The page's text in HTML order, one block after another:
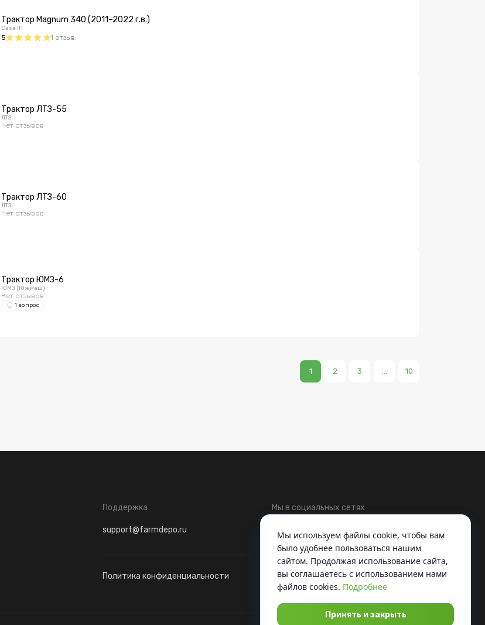
Трактор Magnum 340 (2011–2022 г.в.)
Case IH
5 1 отзыв;
Трактор ЛТЗ-55
ЛТЗ
Нет отзывов
Трактор ЛТЗ-60
ЛТЗ
Нет отзывов
Трактор ЮМЗ-6
ЮМЗ (Южмаш)
Нет отзывов
1 вопрос
1 2 3 ... 10
Поддержка
support@farmdepo.ru
Политика конфиденциальности
Мы в социальных сетях
Telegram ВКонтакте
Мы используем файлы cookie, чтобы вам
было удобнее пользоваться нашим
сайтом. Продолжая использование сайта,
вы соглашаетесь c использованием нами
файлов cookies. Подробнее
Принять и закрыть